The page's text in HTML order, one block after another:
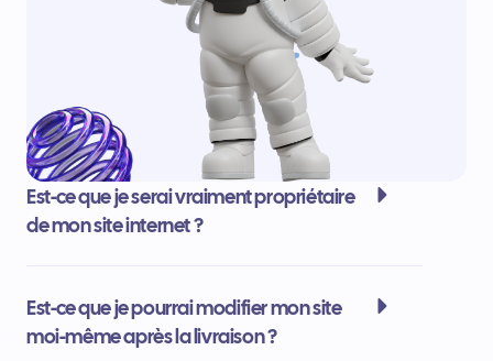
Est-ce que je serai vraiment propriétaire
de mon site internet ?
Est-ce que je pourrai modifier mon site
moi-même après la livraison ?